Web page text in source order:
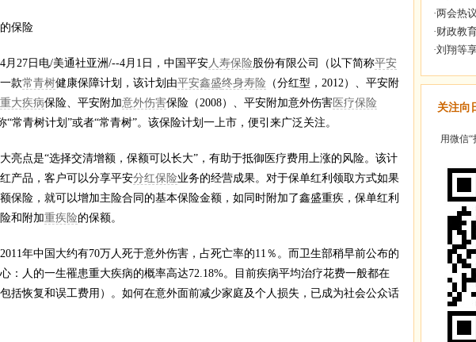
保险
27日电/美通社亚洲/--4月1日，中国平安人寿保险股份有限公司（以下简称平安
款常青树健康保障计划，该计划由平安鑫盛终身寿险 （分红型，2012）、平安附
重大疾病保险、平安附加意外伤害保险（2008）、平安附加意外伤害 医疗保险
“常青树计划”或者“常青树”。该保险计划一上市，便引来广泛关注。
点是“选择交清增额，保额可以长大”，有助于抵御医疗费用上涨的风险。该计
产品，客户可以分享平安分红保险业务的经营成果。对于保单红利领取方式如果
保险，就可以增加主险合同的基本保险金额，如同时附加了鑫盛重疾，保单红利
和附加重疾险的保额。
年中国大约有70万人死于意外伤害，占死亡率的11％。而卫生部稍早前公布的
：人的一生罹患重大疾病的概率高达72.18%。目前疾病平均治疗花费一般都在
括恢复和误工费用）。如何在意外面前减少家庭及个人损失，已成为社会公众话
关注向
用微信“